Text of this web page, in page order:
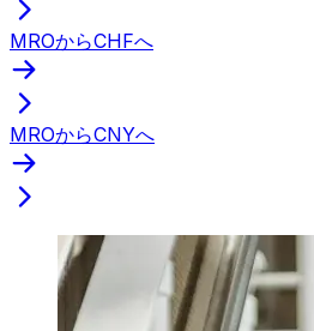
MROからCHFへ
MROからCNYへ